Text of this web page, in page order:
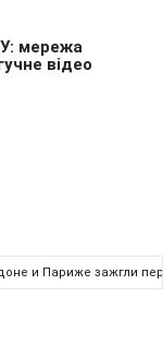
и Париже зажгли